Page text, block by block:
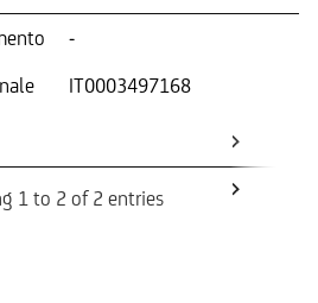
-
IT0003497168
1 to 2 of 2 entries